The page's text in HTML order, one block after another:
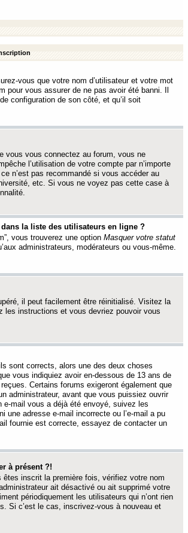
vous que votre nom d’utilisateur et votre mot
vous assurer de ne pas avoir été banni. Il
configuration de son côté, et qu’il soit
vous vous connectez au forum, vous ne
l’utilisation de votre compte par n’importe
n’est pas recommandé si vous accéder au
etc. Si vous ne voyez pas cette case à
la liste des utilisateurs en ligne ?
vous trouverez une option Masquer votre statut
administrateurs, modérateurs ou vous-même.
il peut facilement être réinitialisé. Visitez la
les instructions et vous devriez pouvoir vous
sont corrects, alors une des deux choses
vous indiquiez avoir en-dessous de 13 ans de
Certains forums exigeront également que
administrateur, avant que vous puissiez ouvrir
e-mail vous a déjà été envoyé, suivez les
une adresse e-mail incorrecte ou l’e-mail a pu
fournie est correcte, essayez de contacter un
à présent ?!
inscrit la première fois, vérifiez votre nom
ait désactivé ou ait supprimé votre
périodiquement les utilisateurs qui n’ont rien
Si c’est le cas, inscrivez-vous à nouveau et